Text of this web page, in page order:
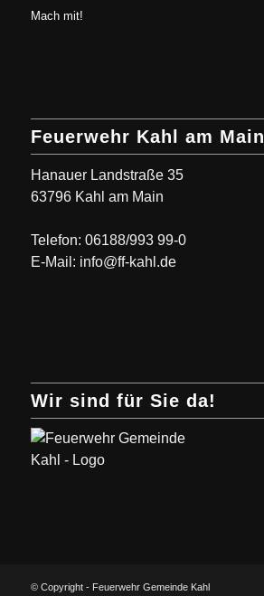
Mach mit!
Feuerwehr Kahl am Main
Hanauer Landstraße 35
63796 Kahl am Main
Telefon: 06188/993 99-0
E-Mail: info@ff-kahl.de
Wir sind für Sie da!
© Copyright - Feuerwehr Gemeinde Kahl